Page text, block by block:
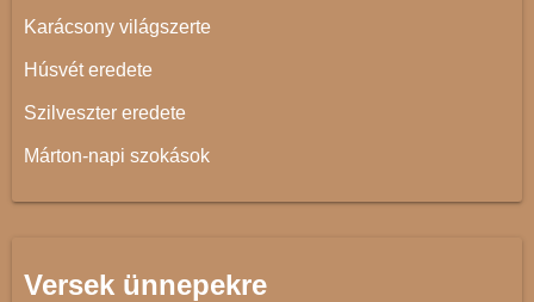
Karácsony világszerte
Húsvét eredete
Szilveszter eredete
Márton-napi szokások
Versek ünnepekre